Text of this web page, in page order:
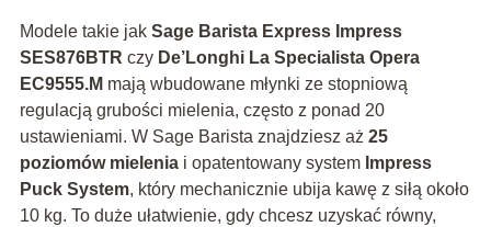
Modele takie jak Sage Barista Express Impress
SES876BTR czy De’Longhi La Specialista Opera
EC9555.M mają wbudowane młynki ze stopniową
regulacją grubości mielenia, często z ponad 20
ustawieniami. W Sage Barista znajdziesz aż 25
poziomów mieleniai opatentowany system Impress
Puck System, który mechanicznie ubija kawę z siłą około
10 kg. To duże ułatwienie, gdy chcesz uzyskać równy,